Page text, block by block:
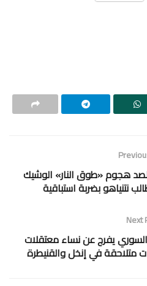
هجوم «طوق النار» الوشيك
نتنياهو بضربة استباقية
Next
يفرج عن نساء معتقلات
متلاحقة في إنخل والقنيطرة